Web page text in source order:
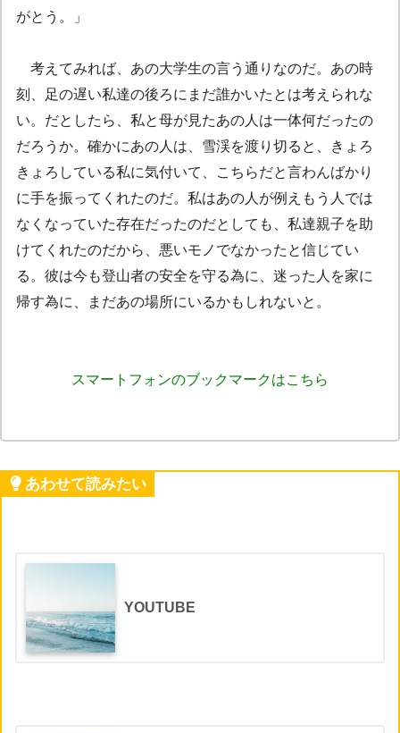
がとう。」
考えてみれば、あの大学生の言う通りなのだ。あの時
刻、足の遅い私達の後ろにまだ誰かいたとは考えられな
い。だとしたら、私と母が見たあの人は一体何だったの
だろうか。確かにあの人は、雪渓を渡り切ると、きょろ
きょろしている私に気付いて、こちらだと言わんばかり
に手を振ってくれたのだ。私はあの人が例えもう人では
なくなっていた存在だったのだとしても、私達親子を助
けてくれたのだから、悪いモノでなかったと信じてい
る。彼は今も登山者の安全を守る為に、迷った人を家に
帰す為に、まだあの場所にいるかもしれないと。
スマートフォンのブックマークはこちら
あわせて読みたい
YOUTUBE